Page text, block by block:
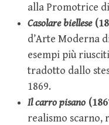
alla Promotrice
Casolare biellese
d’Arte Moderna
esempi più
tradotto dallo
1869.
Il carro pisano
realismo scarno,